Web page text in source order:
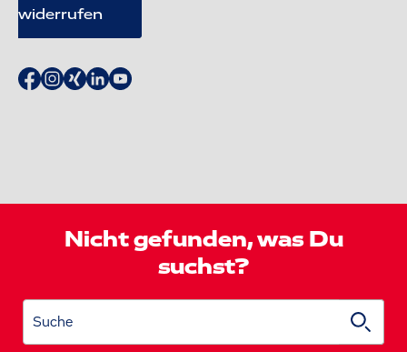
widerrufen
Nicht gefunden, was Du
suchst?
Suche